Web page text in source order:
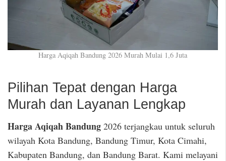
Harga Aqiqah Bandung 2026 Murah Mulai 1,6 Juta
Pilihan Tepat dengan Harga
Murah dan Layanan Lengkap
Harga Aqiqah Bandung 2026 terjangkau untuk seluruh
wilayah Kota Bandung, Bandung Timur, Kota Cimahi,
Kabupaten Bandung, dan Bandung Barat. Kami melayani